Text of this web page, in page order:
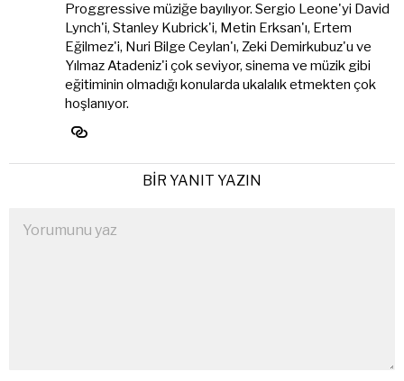
Proggressive müziğe bayılıyor. Sergio Leone'yi David
Lynch'i, Stanley Kubrick'i, Metin Erksan'ı, Ertem
Eğilmez'i, Nuri Bilge Ceylan'ı, Zeki Demirkubuz'u ve
Yılmaz Atadeniz'i çok seviyor, sinema ve müzik gibi
eğitiminin olmadığı konularda ukalalık etmekten çok
hoşlanıyor.
BIR YANIT YAZIN